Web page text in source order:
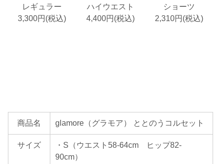
レギュラー
ハイウエスト
ショーツ
3,300円(税込)
4,400円(税込) 2,310円(税込)
商品名 glamore（グラモア） ととのうコルセット
サイズ
・S（ウエスト58-64cm ヒップ82-
90cm）